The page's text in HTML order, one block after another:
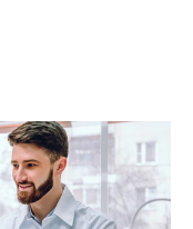
PARA PROFESIONALES
CUPONES